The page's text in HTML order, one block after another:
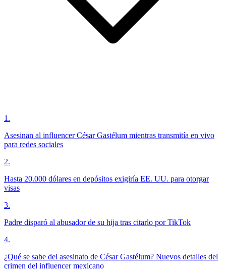
1 .
Asesinan al influencer César Gastélum mientras transmitía en vivo
para redes sociales
2.
Hasta 20.000 dólares en depósitos exigiría EE. UU. para otorgar
visas
3.
Padre disparó al abusador de su hija tras citarlo por TikTok
4.
¿Qué se sabe del asesinato de César Gastélum? Nuevos detalles del
crimen del influencer mexicano